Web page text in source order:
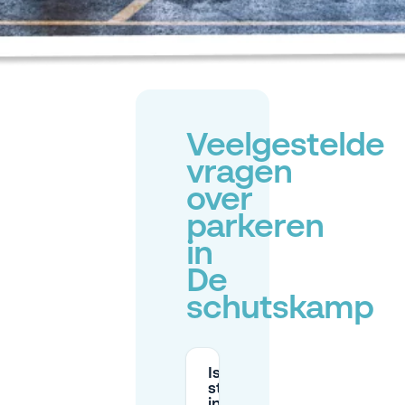
Veelgestelde
vragen
over
parkeren
in
De
schutskamp
Is
straatparkeren